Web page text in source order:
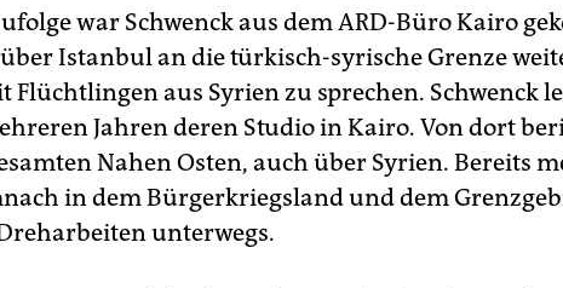
war Schwenck aus dem ARD-Büro Kairo
Istanbul an die türkisch-syrische Grenze
Flüchtlingen aus Syrien zu sprechen. Schwenck
Jahren deren Studio in Kairo. Von dort
Nahen Osten, auch über Syrien. Bereits
in dem Bürgerkriegsland und dem
unterwegs.